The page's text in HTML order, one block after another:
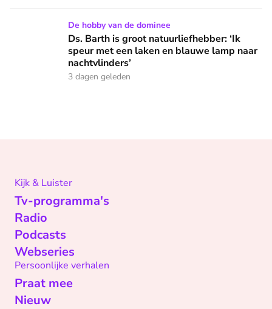
Ds. Barth is groot natuurliefhebber: ‘Ik speur met een
De hobby van de dominee
Ds. Barth is groot natuurliefhebber: ‘Ik
speur met een laken en blauwe lamp naar
nachtvlinders’
3 dagen geleden
Kijk & Luister
Tv-programma's
Radio
Podcasts
Webseries
Persoonlijke verhalen
Praat mee
Nieuw